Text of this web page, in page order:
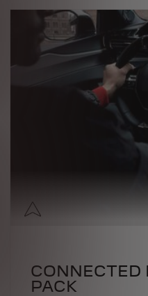
CONNECTED
PACK